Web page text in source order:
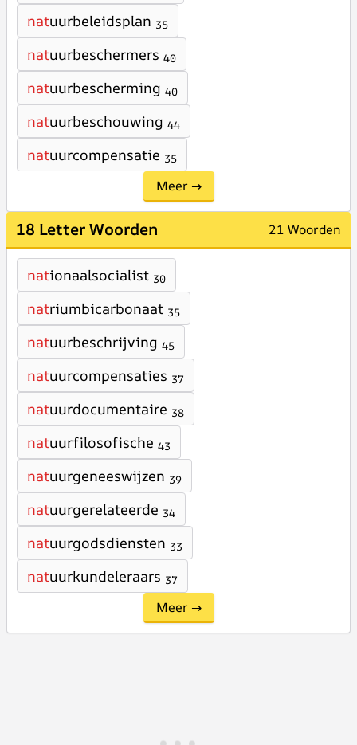
natuurbeleidsplan 35
natuurbeschermers 40
natuurbescherming 40
natuurbeschouwing 44
natuurcompensatie 35
Meer →
18 Letter Woorden 21 Woorden
nationaalsocialist 30
natriumbicarbonaat 35
natuurbeschrijving 45
natuurcompensaties 37
natuurdocumentaire 38
natuurfilosofische 43
natuurgeneeswijzen 39
natuurgerelateerde 34
natuurgodsdiensten 33
natuurkundeleraars 37
Meer →